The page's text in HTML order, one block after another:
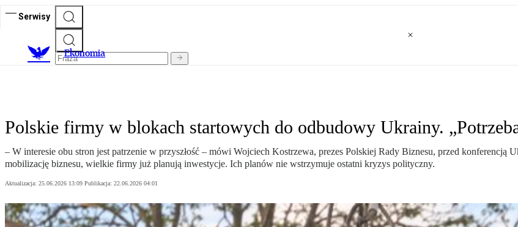
Serwisy
Ekonomia
Polskie firmy w blokach startowych do odbudowy Ukrainy.
– W interesie obu stron jest patrzenie w przyszłość – mówi Wojciech Kostrzewa, prezes Polskiej Rady Biznesu, przed konferencją
mobilizację biznesu, wielkie firmy już planują inwestycje. Ich planów nie wstrzymuje ostatni kryzys polityczny.
Aktualizacja: 25.06.2026 13:09 Publikacja: 22.06.2026 04:01